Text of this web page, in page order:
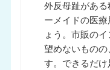
外反母趾があ
ーメイドの医
ょう。市販の
望めないもの
す。できるだ